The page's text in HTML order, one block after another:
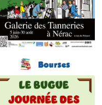
Bourses
Journée des
Bouquinistes
(2 éme édition)